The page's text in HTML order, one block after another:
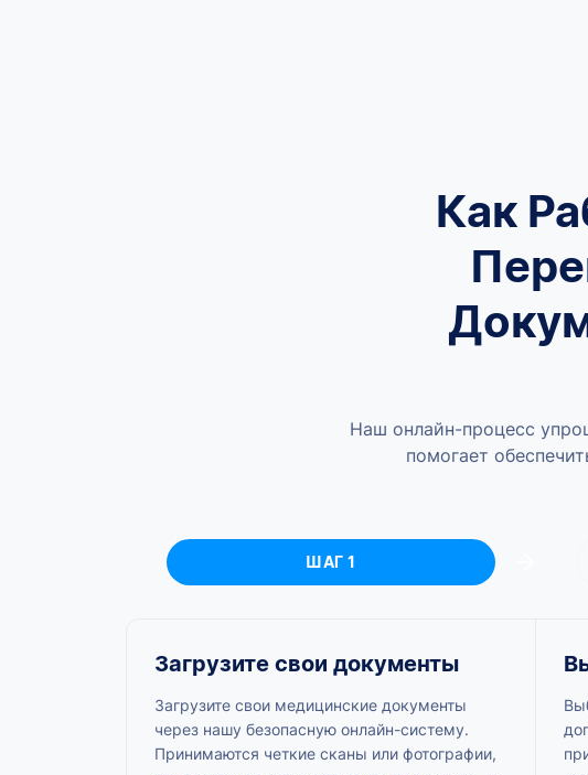
Как
Наш онлайн-процесс
помогает
ШАГ 1
Загрузите свои документы
Загрузите свои медицинские документы
через нашу безопасную онлайн-систему.
Принимаются четкие сканы или фотографии,